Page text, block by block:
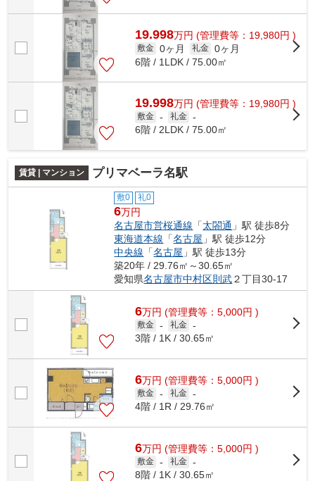
19.998万円 (管理費等：19,980円 )
敷金 0ヶ月 礼金 0ヶ月
6階 / 1LDK / 75.00㎡
19.998万円 (管理費等：19,980円 )
敷金 - 礼金 -
6階 / 2LDK / 75.00㎡
賃貸 | マンション プリマベーラ名駅
敷0 礼0
6万円
名古屋市営桜通線 「太閤通 」駅 徒歩8分
東海道本線 「名古屋 」駅 徒歩12分
中央線 「名古屋 」駅 徒歩13分
築20年 / 29.76㎡～30.65㎡
愛知県名古屋市中村区則武２丁目30-17
6万円 (管理費等：5,000円 )
敷金 - 礼金 -
3階 / 1K / 30.65㎡
6万円 (管理費等：5,000円 )
敷金 - 礼金 -
4階 / 1R / 29.76㎡
6万円 (管理費等：5,000円 )
敷金 - 礼金 -
8階 / 1K / 30.65㎡